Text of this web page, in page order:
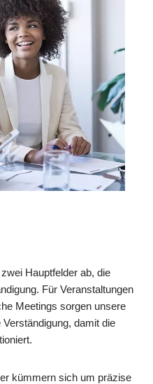
Hauptfelder ab, die
Für Veranstaltungen
Meetings sorgen unsere
damit die
kümmern sich um präzise